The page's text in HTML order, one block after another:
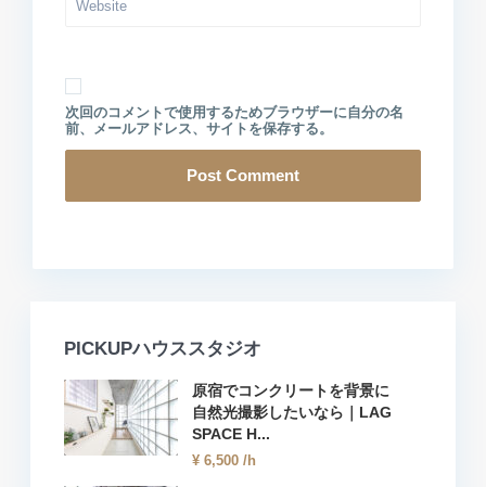
次回のコメントで使用するためブラウザーに自分の名
前、メールアドレス、サイトを保存する。
PICKUPハウススタジオ
原宿でコンクリートを背景に
自然光撮影したいなら｜LAG
SPACE H...
¥ 6,500 /h